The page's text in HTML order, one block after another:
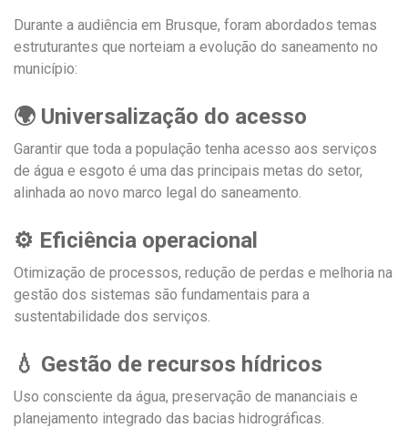
Durante a audiência em Brusque, foram abordados temas
estruturantes que norteiam a evolução do saneamento no
município:
🌍 Universalização do acesso
Garantir que toda a população tenha acesso aos serviços
de água e esgoto é uma das principais metas do setor,
alinhada ao novo marco legal do saneamento.
⚙️ Eficiência operacional
Otimização de processos, redução de perdas e melhoria na
gestão dos sistemas são fundamentais para a
sustentabilidade dos serviços.
💧 Gestão de recursos hídricos
Uso consciente da água, preservação de mananciais e
planejamento integrado das bacias hidrográficas.